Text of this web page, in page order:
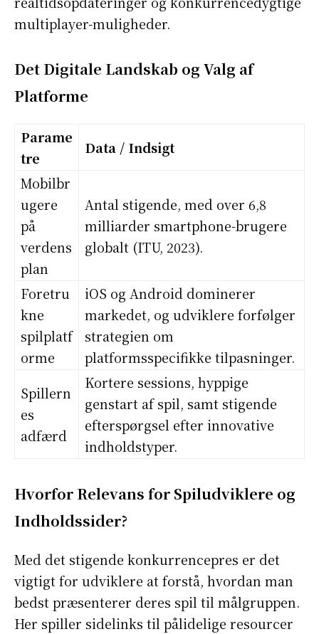
multiplayer-muligheder.
Det Digitale Landskab og Valg af
Platforme
Parame
tre
Data / Indsigt
Mobilbr
ugere
på
verdens
plan
Antal stigende, med over 6,8
milliarder smartphone-brugere
globalt (ITU, 2023).
Foretru
kne
spilplatf
orme
iOS og Android dominerer
markedet, og udviklere forfølger
strategien om
platformsspecifikke tilpasninger.
Spillern
es
adfærd
Kortere sessions, hyppige
genstart af spil, samt stigende
efterspørgsel efter innovative
indholdstyper.
Hvorfor Relevans for Spiludviklere og
Indholdssider?
Med det stigende konkurrencepres er det
vigtigt for udviklere at forstå, hvordan man
bedst præsenterer deres spil til målgruppen.
Her spiller sidelinks til pålidelige resourcer